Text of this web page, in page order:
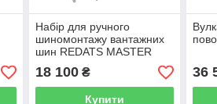
Набір для ручного
шиномонтажу вантажних
шин REDATS MASTER
18 100₴
Купити
36